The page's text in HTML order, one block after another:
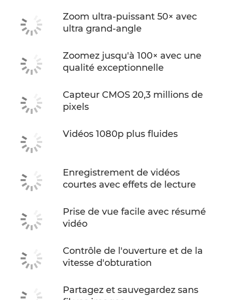
Zoom ultra-puissant 50× avec
ultra grand-angle
Zoomez jusqu'à 100× avec une
qualité exceptionnelle
Capteur CMOS 20,3 millions de
pixels
Vidéos 1080p plus fluides
Enregistrement de vidéos
courtes avec effets de lecture
Prise de vue facile avec résumé
vidéo
Contrôle de l'ouverture et de la
vitesse d'obturation
Partagez et sauvegardez sans